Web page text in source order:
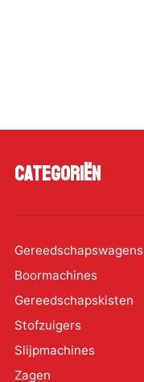
Categoriën
Gereedschapswagens
Boormachines
Gereedschapskisten
Stofzuigers
Slijpmachines
Zagen